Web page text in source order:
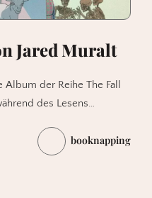
Jared Muralt
der Reihe The Fall
des Lesens…
booknapping